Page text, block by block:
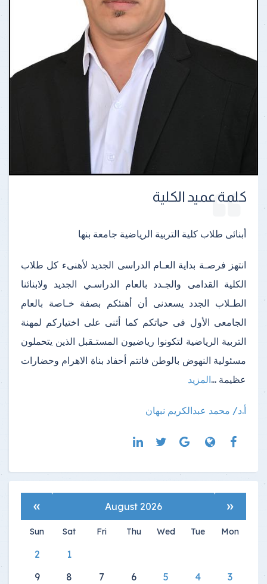
كلمة عميد الكلية
أبنائى طلاب كلية التربية الرياضية جامعة بنها
انتهز فرصـة بداية العـام الدراسى الجديد لأهنىء كل طلاب
الكلية القدامى والجـدد بالعام الدراسـي الجديد ولابنائنا
الطـلاب الجدد يسعدنى أن أهنئكم بصفة خـاصة بالعام
الجامعى الأول فى حياتكم كما أثنى على اختياركم لمهنة
التربية الرياضية لتكونوا رياضيون المستـقبل الذين يتحملون
مسئولية النهوض بالوطن فانتم أحفاد بناة الاهرام وحضارات
عظيمة ...المزيد
أ.د/ محمد عبدالكريم نبهان
«
August 2026
»
Mon
Tue
Wed
Thu
Fri
Sat
Sun
1
2
3
4
5
6
7
8
9